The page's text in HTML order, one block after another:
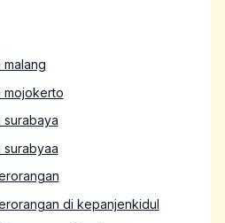
mojokerto
surabaya
surabyaa
di kepanjenkidul